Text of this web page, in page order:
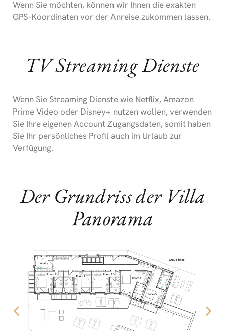
Wenn Sie möchten, können wir Ihnen die exakten
GPS-Koordinaten vor der Anreise zukommen lassen.
TV Streaming Dienste
Wenn Sie Streaming Dienste wie Netflix, Amazon
Prime Video oder Disney+ nutzen wollen, verwenden
Sie Ihre eigenen Account Zugangsdaten, somit haben
Sie Ihr persönliches Profil auch im Urlaub zur
Verfügung.
Der Grundriss der Villa
Panorama